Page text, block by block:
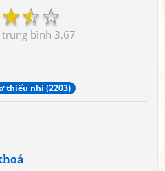
☆
☆
☆
3.67
thiếu nhi (2203)